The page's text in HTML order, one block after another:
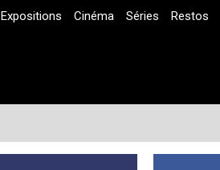
Expositions Cinéma Séries Restos